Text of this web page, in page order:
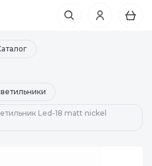
Led-18 matt nickel